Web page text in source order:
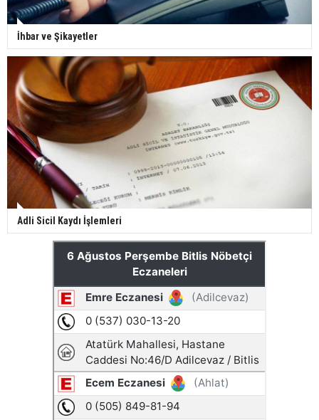
İhbar ve Şikayetler
Adli Sicil Kaydı İşlemleri